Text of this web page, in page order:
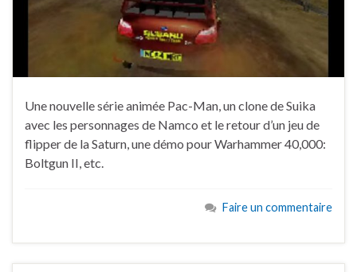
Une nouvelle série animée Pac-Man, un clone de Suika
avec les personnages de Namco et le retour d’un jeu de
flipper de la Saturn, une démo pour Warhammer 40,000:
Boltgun II, etc.
Faire un commentaire